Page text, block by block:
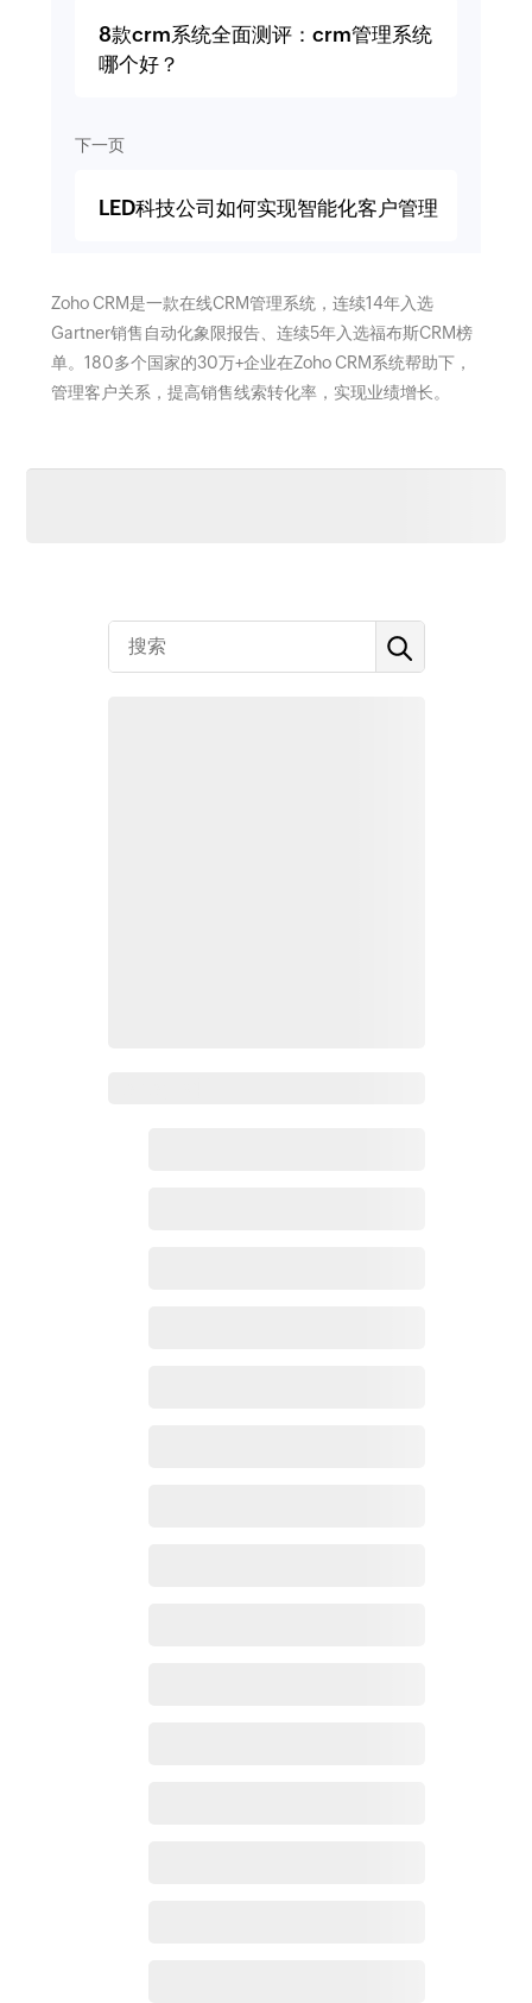
8款crm系统全面测评：crm管理系统
哪个好？
下一页
LED科技公司如何实现智能化客户管理
Zoho CRM是一款在线CRM管理系统，连续14年入选
Gartner销售自动化象限报告、连续5年入选福布斯CRM榜
单。180多个国家的30万+企业在Zoho CRM系统帮助下，
管理客户关系，提高销售线索转化率，实现业绩增长。